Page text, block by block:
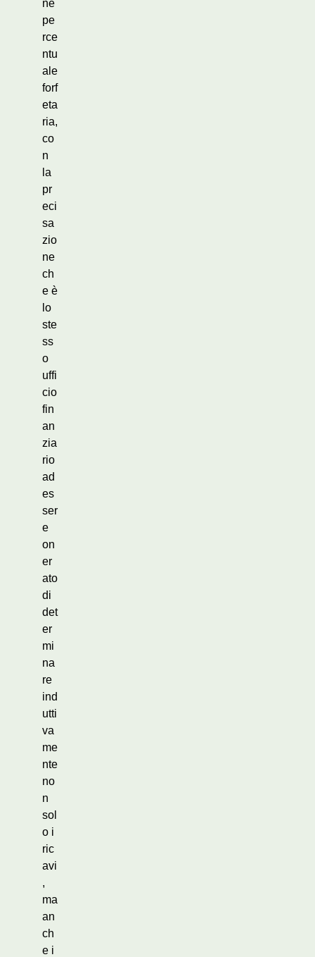
ne
pe
rce
ntu
ale
forf
eta
ria,
co
n
la
pr
eci
sa
zio
ne
ch
e è
lo
ste
ss
o
uffi
cio
fin
an
zia
rio
ad
es
ser
e
on
er
ato
di
det
er
mi
na
re
ind
utti
va
me
nte
no
n
sol
o i
ric
avi
,
ma
an
ch
e i